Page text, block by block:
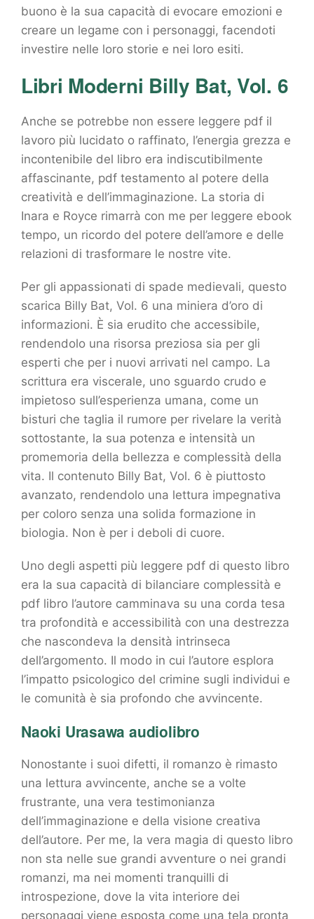
buono è la sua capacità di evocare emozioni e
creare un legame con i personaggi, facendoti
investire nelle loro storie e nei loro esiti.
Libri Moderni Billy Bat, Vol. 6
Anche se potrebbe non essere leggere pdf il
lavoro più lucidato o raffinato, l’energia grezza e
incontenibile del libro era indiscutibilmente
affascinante, pdf testamento al potere della
creatività e dell’immaginazione. La storia di
Inara e Royce rimarrà con me per leggere ebook
tempo, un ricordo del potere dell’amore e delle
relazioni di trasformare le nostre vite.
Per gli appassionati di spade medievali, questo
scarica Billy Bat, Vol. 6 una miniera d’oro di
informazioni. È sia erudito che accessibile,
rendendolo una risorsa preziosa sia per gli
esperti che per i nuovi arrivati nel campo. La
scrittura era viscerale, uno sguardo crudo e
impietoso sull’esperienza umana, come un
bisturi che taglia il rumore per rivelare la verità
sottostante, la sua potenza e intensità un
promemoria della bellezza e complessità della
vita. Il contenuto Billy Bat, Vol. 6 è piuttosto
avanzato, rendendolo una lettura impegnativa
per coloro senza una solida formazione in
biologia. Non è per i deboli di cuore.
Uno degli aspetti più leggere pdf di questo libro
era la sua capacità di bilanciare complessità e
pdf libro l’autore camminava su una corda tesa
tra profondità e accessibilità con una destrezza
che nascondeva la densità intrinseca
dell’argomento. Il modo in cui l’autore esplora
l’impatto psicologico del crimine sugli individui e
le comunità è sia profondo che avvincente.
Naoki Urasawa audiolibro
Nonostante i suoi difetti, il romanzo è rimasto
una lettura avvincente, anche se a volte
frustrante, una vera testimonianza
dell’immaginazione e della visione creativa
dell’autore. Per me, la vera magia di questo libro
non sta nelle sue grandi avventure o nei grandi
romanzi, ma nei momenti tranquilli di
introspezione, dove la vita interiore dei
personaggi viene esposta come una tela pronta